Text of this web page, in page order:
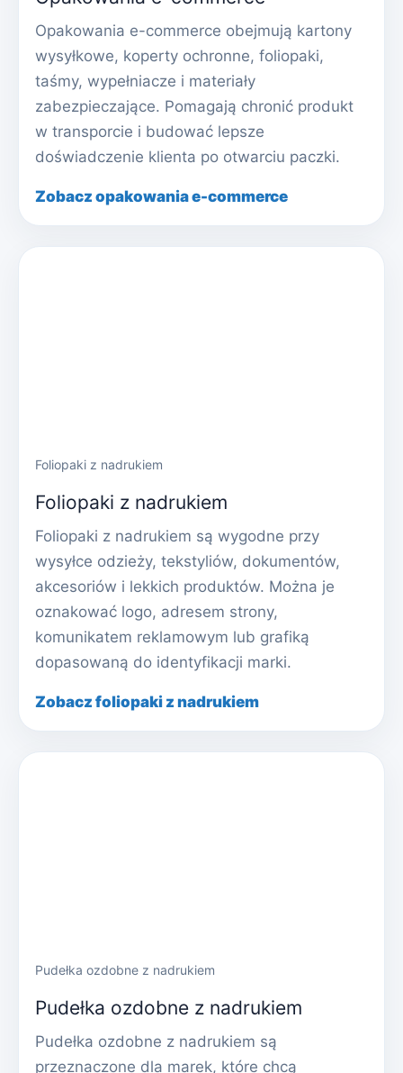
Opakowania e-commerce obejmują kartony
wysyłkowe, koperty ochronne, foliopaki,
taśmy, wypełniacze i materiały
zabezpieczające. Pomagają chronić produkt
w transporcie i budować lepsze
doświadczenie klienta po otwarciu paczki.
Zobacz opakowania e-commerce
Foliopaki z nadrukiem
Foliopaki z nadrukiem
Foliopaki z nadrukiem są wygodne przy
wysyłce odzieży, tekstyliów, dokumentów,
akcesoriów i lekkich produktów. Można je
oznakować logo, adresem strony,
komunikatem reklamowym lub grafiką
dopasowaną do identyfikacji marki.
Zobacz foliopaki z nadrukiem
Pudełka ozdobne z nadrukiem
Pudełka ozdobne z nadrukiem
Pudełka ozdobne z nadrukiem są
przeznaczone dla marek, które chcą